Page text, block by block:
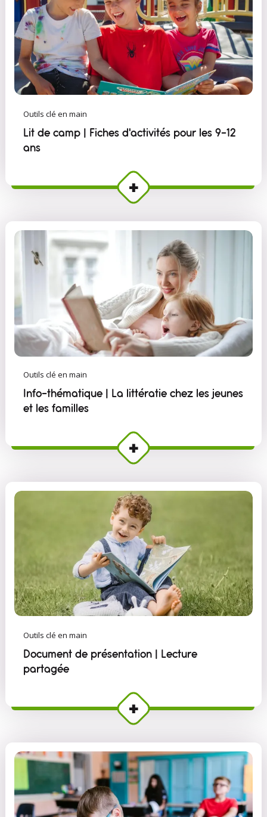
Outils clé en main
Lit de camp | Fiches d'activités pour les 9-12
ans
Outils clé en main
Info-thématique | La littératie chez les jeunes
et les familles
Outils clé en main
Document de présentation | Lecture
partagée